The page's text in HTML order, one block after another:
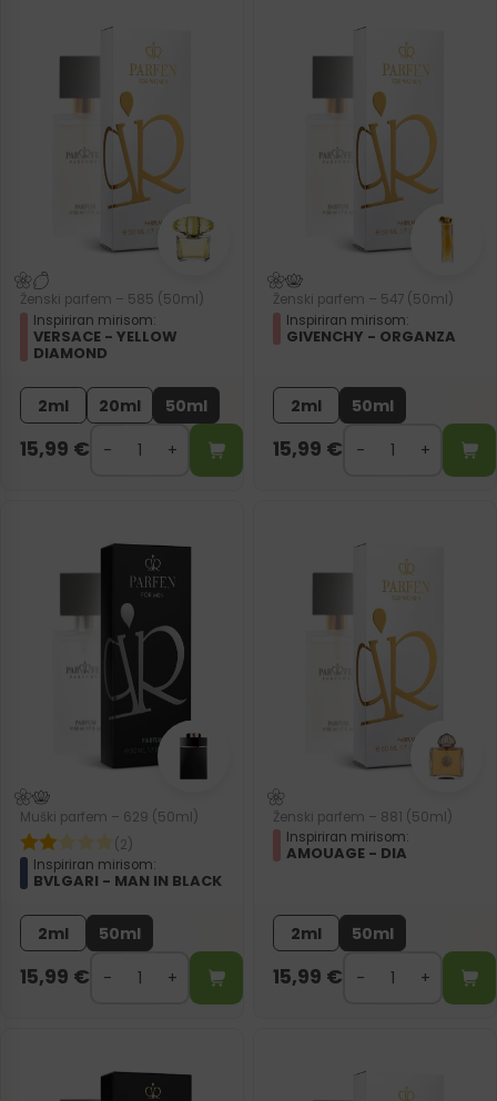
Ženski parfem – 585 (50ml)
Inspiriran mirisom:
VERSACE - YELLOW
DIAMOND
2ml 20ml 50ml
15,99 €
Ženski parfem – 547 (50ml)
Inspiriran mirisom:
GIVENCHY - ORGANZA
2ml 50ml
15,99 €
Muški parfem – 629 (50ml)
(2)
Inspiriran mirisom:
BVLGARI - MAN IN BLACK
2ml 50ml
15,99 €
Ženski parfem – 881 (50ml)
Inspiriran mirisom:
AMOUAGE - DIA
2ml 50ml
15,99 €